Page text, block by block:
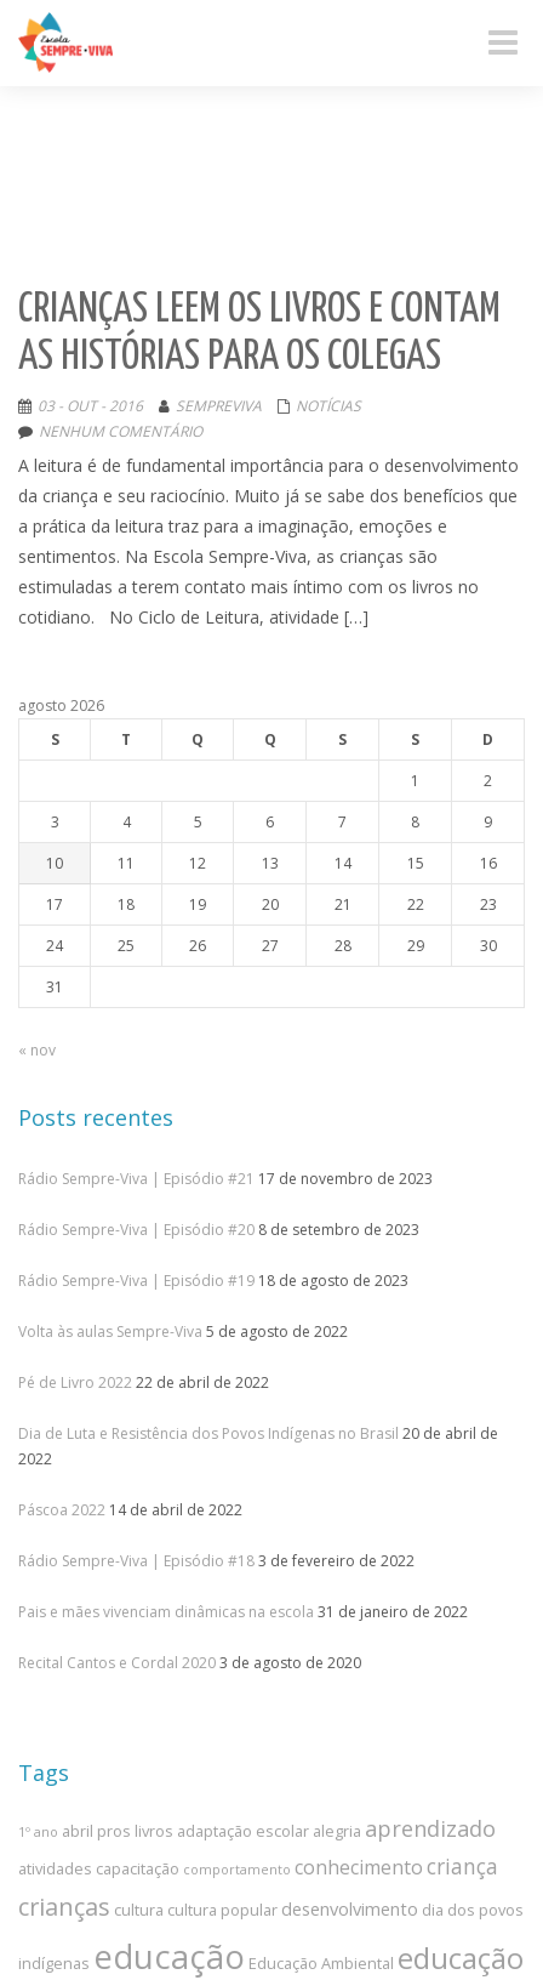
Toggle
CRIANÇAS LEEM OS LIVROS E CONTAM
AS HISTÓRIAS PARA OS COLEGAS
03 - OUT - 2016 SEMPREVIVA
NOTÍCIAS
NENHUM COMENTÁRIO
A leitura é de fundamental importância para o desenvolvimento
da criança e seu raciocínio. Muito já se sabe dos benefícios que
a prática da leitura traz para a imaginação, emoções e
sentimentos. Na Escola Sempre-Viva, as crianças são
estimuladas a terem contato mais íntimo com os livros no
cotidiano. No Ciclo de Leitura, atividade […]
agosto 2026
S
T Q Q S S
D
1
2
3
4 5 6 7 8
9
10
11 12 13 14 15
16
17
18 19 20 21 22
23
24
25 26 27 28 29
30
31
« nov
Posts recentes
Rádio Sempre-Viva | Episódio #21 17 de novembro de 2023
Rádio Sempre-Viva | Episódio #20 8 de setembro de 2023
Rádio Sempre-Viva | Episódio #19 18 de agosto de 2023
Volta às aulas Sempre-Viva 5 de agosto de 2022
Pé de Livro 2022 22 de abril de 2022
Dia de Luta e Resistência dos Povos Indígenas no Brasil 20 de abril de
2022
Páscoa 2022 14 de abril de 2022
Rádio Sempre-Viva | Episódio #183 de fevereiro de 2022
Pais e mães vivenciam dinâmicas na escola 31 de janeiro de 2022
Recital Cantos e Cordal 20203 de agosto de 2020
Tags
1º ano abril pros livros adaptação escolar alegria aprendizado
atividades capacitação comportamento conhecimentocriança
crianças cultura cultura popular desenvolvimento dia dos povos
indígenas educação Educação Ambiental educação